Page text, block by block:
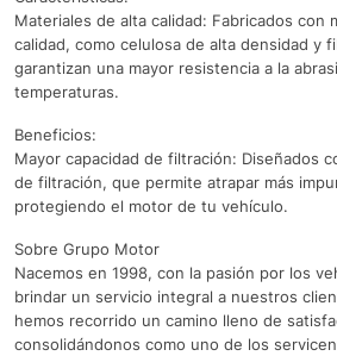
Materiales de alta calidad: Fabricados con
calidad, como celulosa de alta densidad y
garantizan una mayor resistencia a la
temperaturas.
Beneficios:
Mayor capacidad de filtración: Diseñados
de filtración, que permite atrapar más
protegiendo el motor de tu vehículo.
Sobre Grupo Motor
Nacemos en 1998, con la pasión por los
brindar un servicio integral a nuestros
hemos recorrido un camino lleno de
consolidándonos como uno de los